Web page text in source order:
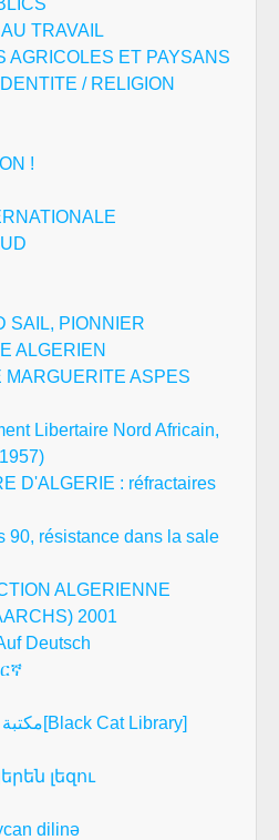
TRAVAIL
AGRICOLES ET PAYSANS
/ RELIGION
!
SAIL, PIONNIER
ALGERIEN
MARGUERITE ASPES
Libertaire Nord Africain,
D'ALGERIE : réfractaires
90, résistance dans la sale
ALGERIENNE
2001
Deutsch
مكتبة القطة السوداء[Black Cat Library]
լեզու
dilinə